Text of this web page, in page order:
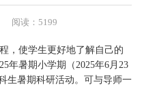
阅读：5199
，使学生更好地了解自己的
年暑期小学期（2025年6月23
生暑期科研活动。可与导师一